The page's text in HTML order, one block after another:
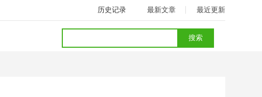
历史记录 最新文章 最近更新